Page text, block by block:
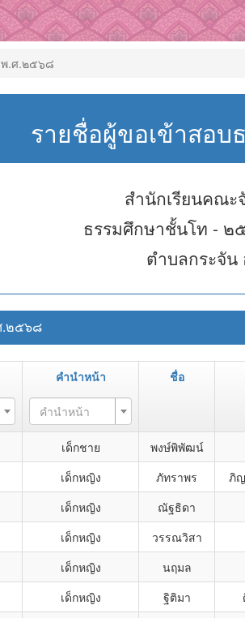
พ.ศ.๒๕๖๘
รายชื่อผู้ขอเข้าสอ
สำนักเรียนคณ
ธรรมศึกษาชั้นโท - ๒
ตำบลกระจัน
.๒๕๖๘
คำนำหน้า ชื่อ
คำนำหน้า
เด็กชาย พงษ์พิพัฒน์
เด็กหญิง ภัทราพร ภิ
เด็กหญิง ณัฐธิดา
เด็กหญิง วรรณวิสา
เด็กหญิง นฤมล
เด็กหญิง ฐิติมา